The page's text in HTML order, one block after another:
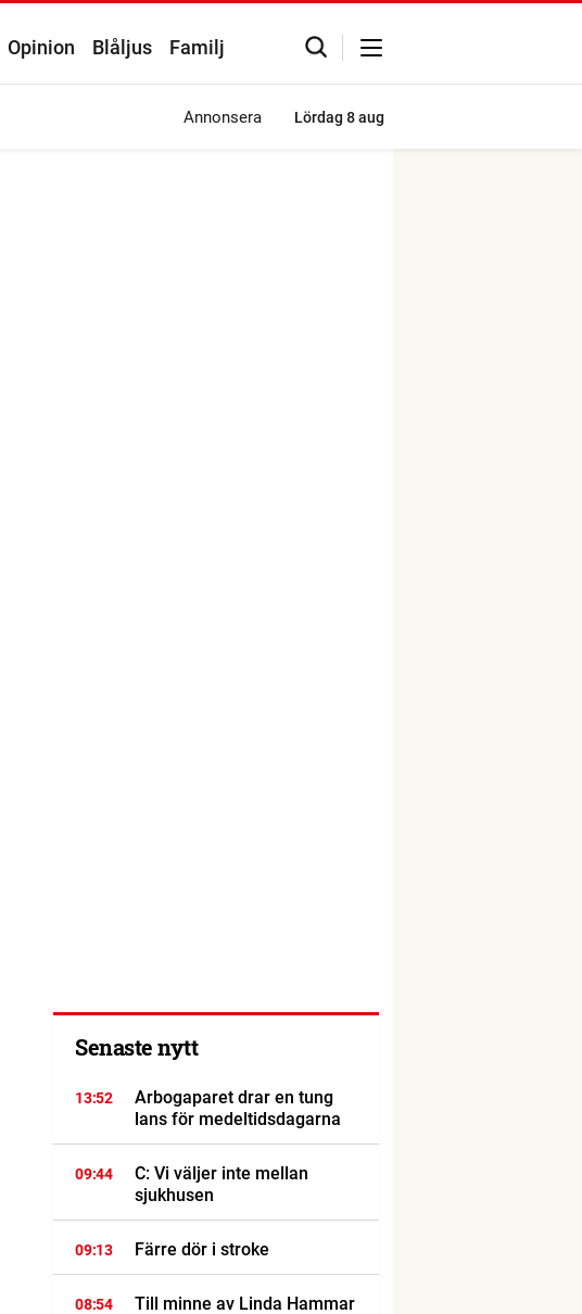
Opinion Blåljus Familj
Annonsera Lördag 8 aug
Senaste nytt
13:52
Arbogaparet drar en tung
lans för medeltidsdagarna
09:44
C: Vi väljer inte mellan
sjukhusen
09:13 Färre dör i stroke
08:54 Till minne av Linda Hammar